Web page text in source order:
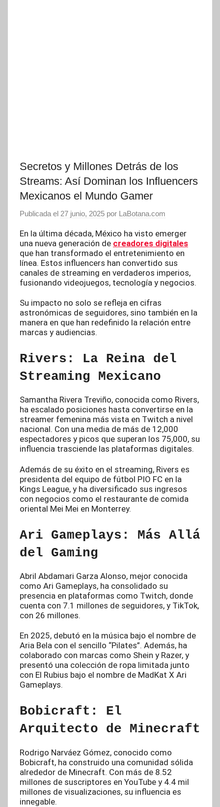
Secretos y Millones Detrás de los
Streams: Así Dominan los Influencers
Mexicanos el Mundo Gamer
Publicada el 27 junio, 2025 por LaBotana.com
En la última década, México ha visto emerger
una nueva generación de creadores digitales
que han transformado el entretenimiento en
línea. Estos influencers han convertido sus
canales de streaming en verdaderos imperios,
fusionando videojuegos, tecnología y negocios.
Su impacto no solo se refleja en cifras
astronómicas de seguidores, sino también en la
manera en que han redefinido la relación entre
marcas y audiencias.
Rivers: La Reina del
Streaming Mexicano
Samantha Rivera Treviño, conocida como Rivers,
ha escalado posiciones hasta convertirse en la
streamer femenina más vista en Twitch a nivel
nacional. Con una media de más de 12,000
espectadores y picos que superan los 75,000, su
influencia trasciende las plataformas digitales.
Además de su éxito en el streaming, Rivers es
presidenta del equipo de fútbol PIO FC en la
Kings League, y ha diversificado sus ingresos
con negocios como el restaurante de comida
oriental Mei Mei en Monterrey.
Ari Gameplays: Más Allá
del Gaming
Abril Abdamari Garza Alonso, mejor conocida
como Ari Gameplays, ha consolidado su
presencia en plataformas como Twitch, donde
cuenta con 7.1 millones de seguidores, y TikTok,
con 26 millones.
En 2025, debutó en la música bajo el nombre de
Aria Bela con el sencillo “Pilates”. Además, ha
colaborado con marcas como Shein y Razer, y
presentó una colección de ropa limitada junto
con El Rubius bajo el nombre de MadKat X Ari
Gameplays.
Bobicraft: El
Arquitecto de Minecraft
Rodrigo Narváez Gómez, conocido como
Bobicraft, ha construido una comunidad sólida
alrededor de Minecraft. Con más de 8.52
millones de suscriptores en YouTube y 4.4 mil
millones de visualizaciones, su influencia es
innegable.